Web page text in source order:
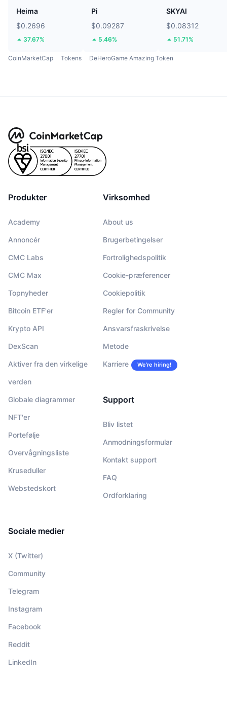
Heima
$0.2696
37.67%
Pi
$0.09287
5.46%
SKYAI
$0.08312
51.71%
CoinMarketCap Tokens DeHeroGame Amazing Token
Produkter
Academy
Annoncér
CMC Labs
CMC Max
Topnyheder
Bitcoin ETF'er
Krypto API
DexScan
Aktiver fra den virkelige
verden
Globale diagrammer
NFT'er
Portefølje
Overvågningsliste
Kruseduller
Webstedskort
Virksomhed
About us
Brugerbetingelser
Fortrolighedspolitik
Cookie-præferencer
Cookiepolitik
Regler for Community
Ansvarsfraskrivelse
Metode
Karriere We’re hiring!
Support
Bliv listet
Anmodningsformular
Kontakt support
FAQ
Ordforklaring
Sociale medier
X (Twitter)
Community
Telegram
Instagram
Facebook
Reddit
LinkedIn